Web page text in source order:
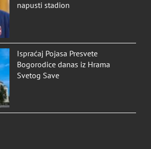
napusti stadion
Ispraćaj Pojasa Presvete
Bogorodice danas iz Hrama
Svetog Save